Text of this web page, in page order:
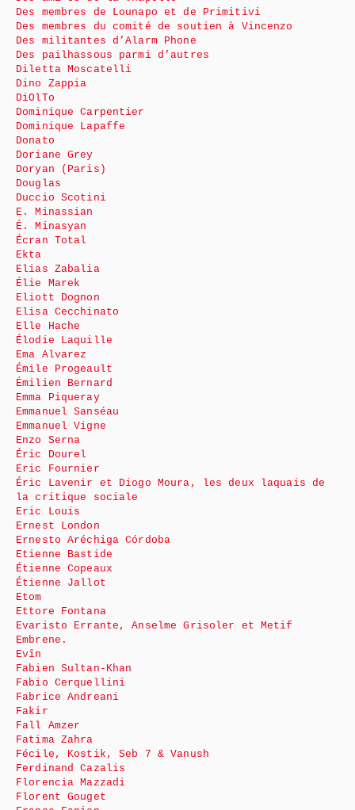
Des membres de Lounapo et de Primitivi
Des membres du comité de soutien à Vincenzo
Des militantes d’Alarm Phone
Des pailhassous parmi d’autres
Diletta Moscatelli
Dino Zappia
DiOlTo
Dominique Carpentier
Dominique Lapaffe
Donato
Doriane Grey
Doryan (Paris)
Douglas
Duccio Scotini
E. Minassian
É. Minasyan
Écran Total
Ekta
Elias Zabalia
Élie Marek
Eliott Dognon
Elisa Cecchinato
Elle Hache
Élodie Laquille
Ema Alvarez
Émile Progeault
Émilien Bernard
Emma Piqueray
Emmanuel Sanséau
Emmanuel Vigne
Enzo Serna
Éric Dourel
Eric Fournier
Éric Lavenir et Diogo Moura, les deux laquais de
la critique sociale
Eric Louis
Ernest London
Ernesto Aréchiga Córdoba
Etienne Bastide
Étienne Copeaux
Étienne Jallot
Etom
Ettore Fontana
Evaristo Errante, Anselme Grisoler et Metif
Embrene.
Evîn
Fabien Sultan-Khan
Fabio Cerquellini
Fabrice Andreani
Fakir
Fall Amzer
Fatima Zahra
Fécile, Kostik, Seb 7 & Vanush
Ferdinand Cazalis
Florencia Mazzadi
Florent Gouget